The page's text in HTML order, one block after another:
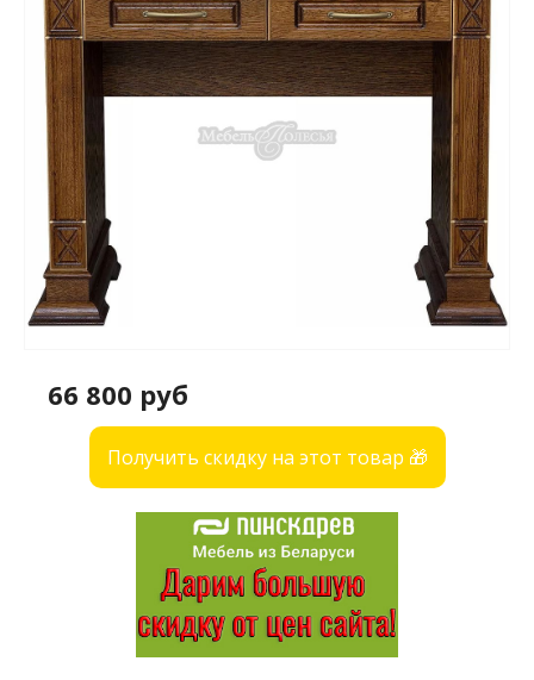
66 800 руб
Получить скидку на этот товар 🎁